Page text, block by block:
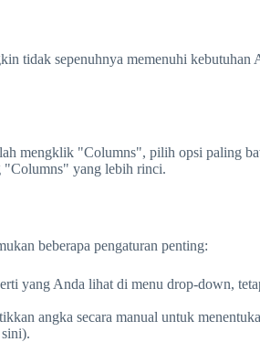
tidak sepenuhnya memenuhi kebutuhan
mengklik "Columns", pilih opsi paling
"Columns" yang lebih rinci.
beberapa pengaturan penting:
yang Anda lihat di menu drop-down,
angka secara manual untuk